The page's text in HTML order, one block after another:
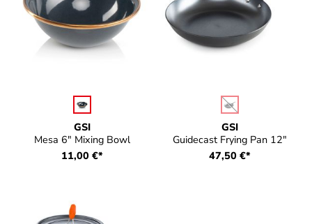
GSI
Mesa 6" Mixing Bowl
auswählen
11,00 €*
GSI
Guidecast Frying Pan 12"
auswählen
(Diese Option ist
47,50 €*